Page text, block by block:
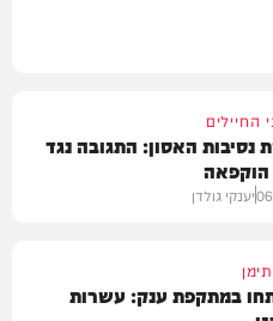
החיילים
נסיבות האסון: התגובה נגד
יענקי גולדן
במתקפת ענק: עשרות